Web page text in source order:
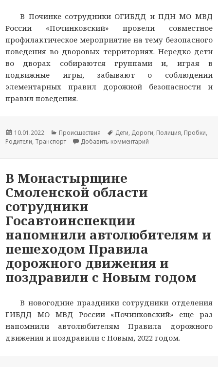
В Починке сотрудники ОГИБДД и ПДН МО МВД
России «Починковский» провели совместное
профилактическое мероприятие на тему безопасного
поведения во дворовых территориях. Нередко дети
во дворах собираются группами и, играя в
подвижные игры, забывают о соблюдении
элементарных правил дорожной безопасности и
правил поведения.
Опубликовано
10.01.2022 Рубрики
Происшествия Метки
Дети, Дороги, Полиция, Пробки,
Родители, Транспорт Добавить комментарий
В Монастырщине
Смоленской области
сотрудники
Госавтоинспекции
напомнили автолюбителям и
пешеходом Правила
дорожного движения и
поздравили с Новым годом
В новогодние праздники сотрудники отделения
ГИБДД МО МВД России «Починковский» еще раз
напомнили автолюбителям Правила дорожного
движения и поздравили с Новым, 2022 годом.